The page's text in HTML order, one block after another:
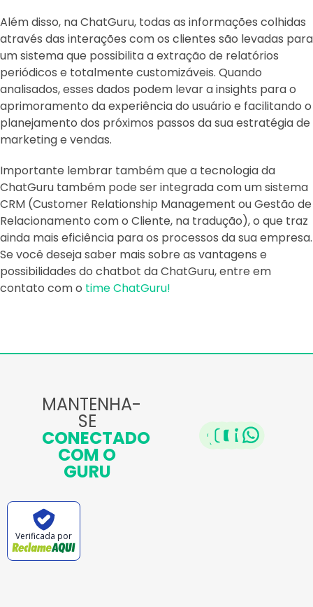
Além disso, na ChatGuru, todas as informações colhidas
através das interações com os clientes são levadas para
um sistema que possibilita a extração de relatórios
periódicos e totalmente customizáveis. Quando
analisados, esses dados podem levar a insights para o
aprimoramento da experiência do usuário e facilitando o
planejamento dos próximos passos da sua estratégia de
marketing e vendas.
Importante lembrar também que a tecnologia da
ChatGuru também pode ser integrada com um sistema
CRM (Customer Relationship Management ou Gestão de
Relacionamento com o Cliente, na tradução), o que traz
ainda mais eficiência para os processos da sua empresa.
Se você deseja saber mais sobre as vantagens e
possibilidades do chatbot da ChatGuru, entre em
contato com o time ChatGuru!
MANTENHA-
SE
CONECTADO
COM O
GURU
Verificada por